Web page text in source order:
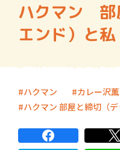
ハクマン 部
エンド）と
ハクマン
カレー沢薫
ハクマン 部屋と締切（